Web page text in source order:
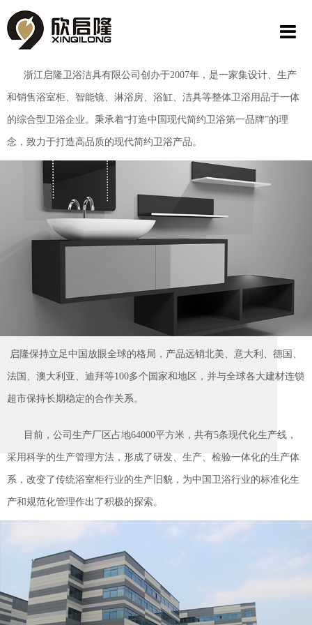
浙江启隆卫浴洁具有限公司创办于2007年，是一家集设计、生产
和销售浴室柜、智能镜、淋浴房、浴缸、洁具等整体卫浴用品于一体
的综合型卫浴企业。秉承着“打造中国现代简约卫浴第一品牌”的理
念，致力于打造高品质的现代简约卫浴产品。
启隆保持立足中国放眼全球的格局，产品远销北美、意大利、德国、
法国、澳大利亚、迪拜等100多个国家和地区，并与全球各大建材连锁
超市保持长期稳定的合作关系。
目前，公司生产厂区占地64000平方米，共有5条现代化生产线，
采用科学的生产管理方法，形成了研发、生产、检验一体化的生产体
系，改变了传统浴室柜行业的生产旧貌，为中国卫浴行业的标准化生
产和规范化管理作出了积极的探索。